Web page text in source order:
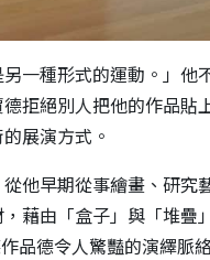
一種形式的運動。」他
拒絕別人把他的作品貼
展演方式。
他早期從事繪畫、研究
藉由「盒子」與「堆疊
品德令人驚豔的演繹脈